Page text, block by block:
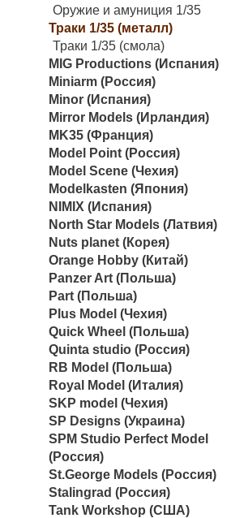
Оружие и амуниция 1/35
Траки 1/35 (металл)
Траки 1/35 (смола)
MIG Productions (Испания)
Miniarm (Россия)
Minor (Испания)
Mirror Models (Ирландия)
MK35 (Франция)
Model Point (Россия)
Model Scene (Чехия)
Modelkasten (Япония)
NIMIX (Испания)
North Star Models (Латвия)
Nuts planet (Корея)
Orange Hobby (Китай)
Panzer Art (Польша)
Part (Польша)
Plus Model (Чехия)
Quick Wheel (Польша)
Quinta studio (Россия)
RB Model (Польша)
Royal Model (Италия)
SKP model (Чехия)
SP Designs (Украина)
SPM Studio Perfect Model
(Россия)
St.George Models (Россия)
Stalingrad (Россия)
Tank Workshop (США)